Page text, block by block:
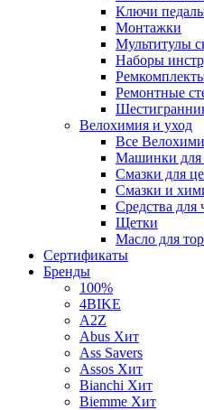
Ключи
Монтажки
Мультитулы
Наборы
Ремонтные
Велохимия и уход
Все
Машинки для
Смазки для
Смазки и
Средства для
Щетки
Масло для
Сертификаты
Бренды
100%
4BIKE
A2Z
Abus Хит
Ass Savers
Assos Хит
Bianchi Хит
Biemme Хит